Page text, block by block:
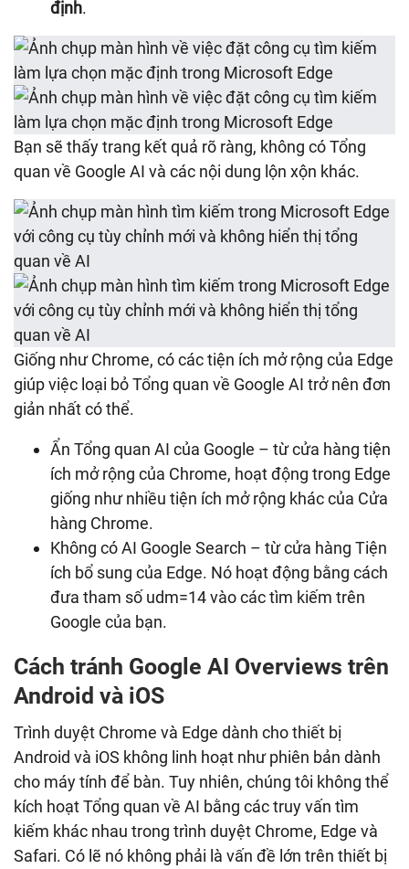
định.
Bạn sẽ thấy trang kết quả rõ ràng, không có Tổng
quan về Google AI và các nội dung lộn xộn khác.
Giống như Chrome, có các tiện ích mở rộng của Edge
giúp việc loại bỏ Tổng quan về Google AI trở nên đơn
giản nhất có thể.
Ẩn Tổng quan AI của Google – từ cửa hàng tiện
ích mở rộng của Chrome, hoạt động trong Edge
giống như nhiều tiện ích mở rộng khác của Cửa
hàng Chrome.
Không có AI Google Search – từ cửa hàng Tiện
ích bổ sung của Edge. Nó hoạt động bằng cách
đưa tham số udm=14 vào các tìm kiếm trên
Google của bạn.
Cách tránh Google AI Overviews trên
Android và iOS
Trình duyệt Chrome và Edge dành cho thiết bị
Android và iOS không linh hoạt như phiên bản dành
cho máy tính để bàn. Tuy nhiên, chúng tôi không thể
kích hoạt Tổng quan về AI bằng các truy vấn tìm
kiếm khác nhau trong trình duyệt Chrome, Edge và
Safari. Có lẽ nó không phải là vấn đề lớn trên thiết bị